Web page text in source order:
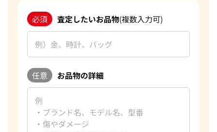
必須 査定したいお品物(複数入力可)
任意 お品物の詳細